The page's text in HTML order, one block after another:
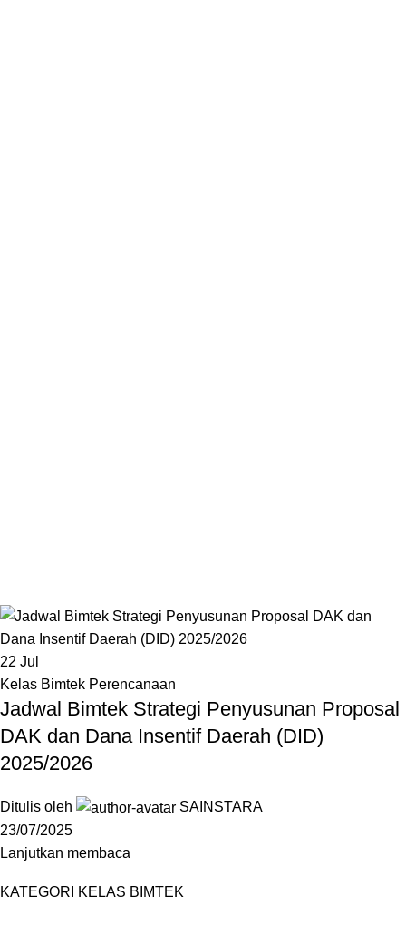
KATEGORI KELAS BIMTEK
22 Jul
Kelas Bimtek Perencanaan
Jadwal Bimtek Strategi Penyusunan Proposal
DAK dan Dana Insentif Daerah (DID)
2025/2026
Ditulis oleh
SAINSTARA
23/07/2025
Lanjutkan membaca